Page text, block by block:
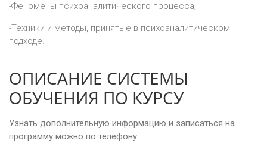
-Феномены психоаналитического процесса;
-Техники и методы, принятые в психоаналитическом
подходе.
ОПИСАНИЕ СИСТЕМЫ
ОБУЧЕНИЯ ПО КУРСУ
Узнать дополнительную информацию и записаться на
программу можно по телефону: